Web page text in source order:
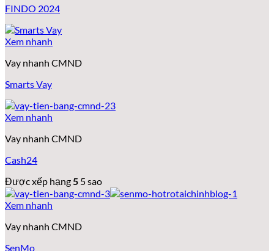
FINDO 2024
Xem nhanh
Vay nhanh CMND
Smarts Vay
Xem nhanh
Vay nhanh CMND
Cash24
Được xếp hạng5 5 sao
Xem nhanh
Vay nhanh CMND
SenMo